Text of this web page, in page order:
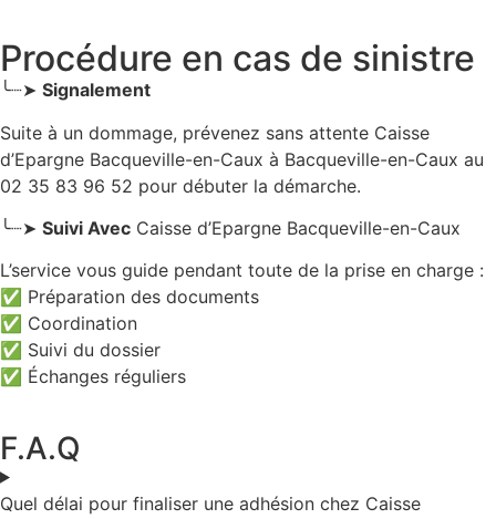
Procédure en cas de sinistre
╰┈➤ Signalement
Suite à un dommage, prévenez sans attente Caisse
d’Epargne Bacqueville-en-Caux à Bacqueville-en-Caux au
02 35 83 96 52 pour débuter la démarche.
╰┈➤ Suivi Avec Caisse d’Epargne Bacqueville-en-Caux
L’service vous guide pendant toute de la prise en charge :
✅ Préparation des documents
✅ Coordination
✅ Suivi du dossier
✅ Échanges réguliers
F.A.Q
Quel délai pour finaliser une adhésion chez Caisse